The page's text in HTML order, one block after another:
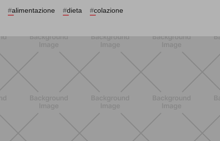
#alimentazione #dieta #colazione